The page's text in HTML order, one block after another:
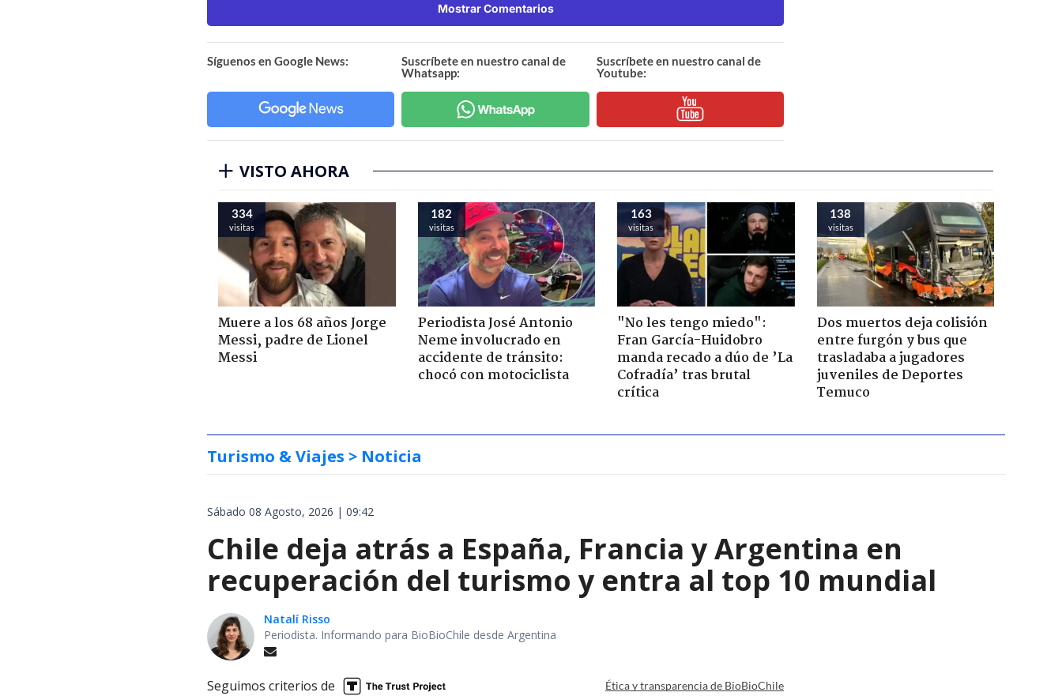
Mostrar Comentarios
Síguenos en Google News:
Suscríbete en nuestro canal de
Whatsapp:
Suscríbete en nuestro canal de
Youtube:
VISTO AHORA
334
visitas
Muere a los 68 años Jorge
Messi, padre de Lionel
Messi
182
visitas
Periodista José Antonio
Neme involucrado en
accidente de tránsito:
chocó con motociclista
163
visitas
"No les tengo miedo":
Fran García-Huidobro
manda recado a dúo de ’La
Cofradía’ tras brutal
crítica
138
visitas
Dos muertos deja colisión
entre furgón y bus que
trasladaba a jugadores
juveniles de Deportes
Temuco
Turismo & Viajes > Noticia
Sábado 08 Agosto, 2026 | 09:42
Chile deja atrás a España, Francia y Argentina en
recuperación del turismo y entra al top 10 mundial
Natalí Risso
Periodista. Informando para BioBioChile desde Argentina
Seguimos criterios de Ética y transparencia de BioBioChile